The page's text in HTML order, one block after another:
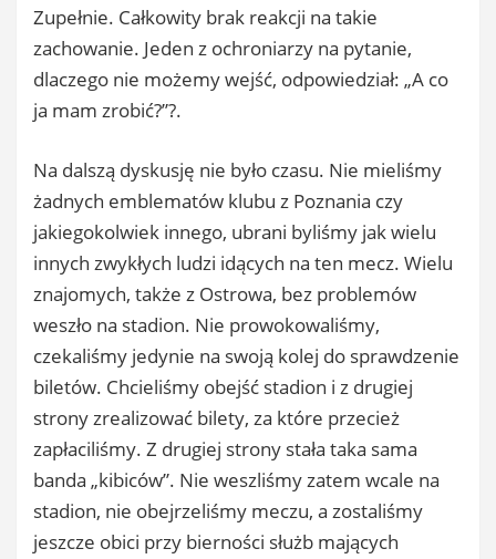
Zupełnie. Całkowity brak reakcji na takie
zachowanie. Jeden z ochroniarzy na pytanie,
dlaczego nie możemy wejść, odpowiedział: „A co
ja mam zrobić?”?.
Na dalszą dyskusję nie było czasu. Nie mieliśmy
żadnych emblematów klubu z Poznania czy
jakiegokolwiek innego, ubrani byliśmy jak wielu
innych zwykłych ludzi idących na ten mecz. Wielu
znajomych, także z Ostrowa, bez problemów
weszło na stadion. Nie prowokowaliśmy,
czekaliśmy jedynie na swoją kolej do sprawdzenie
biletów. Chcieliśmy obejść stadion i z drugiej
strony zrealizować bilety, za które przecież
zapłaciliśmy. Z drugiej strony stała taka sama
banda „kibiców”. Nie weszliśmy zatem wcale na
stadion, nie obejrzeliśmy meczu, a zostaliśmy
jeszcze obici przy bierności służb mających